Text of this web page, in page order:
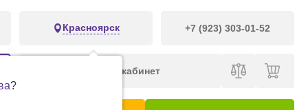
Красноярск +7 (923) 303-01-52
?
Личный кабинет